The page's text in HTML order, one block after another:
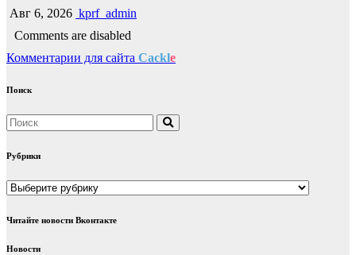
Авг 6, 2026 kprf_admin
Comments are disabled
Комментарии для сайта Cackle
Поиск
Рубрики
Рубрики
Читайте новости Вконтакте
Новости